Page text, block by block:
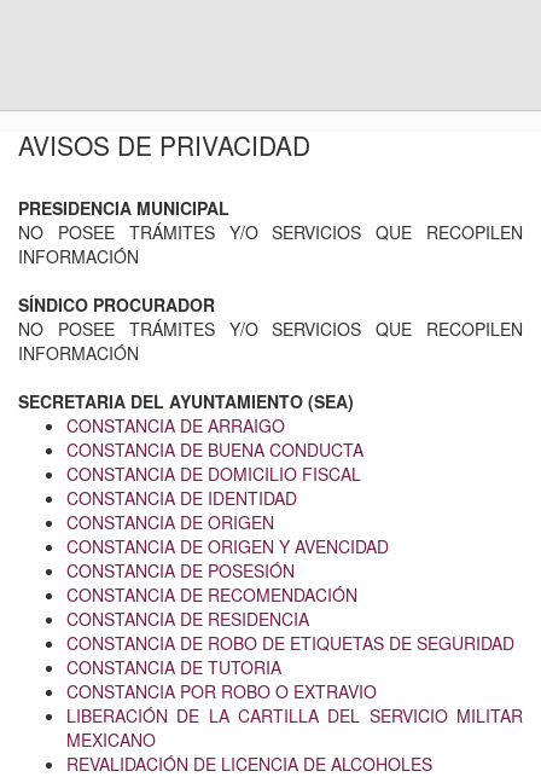
AVISOS DE PRIVACIDAD
PRESIDENCIA MUNICIPAL
NO POSEE TRÁMITES Y/O SERVICIOS QUE RECOPILEN
INFORMACIÓN
SÍNDICO PROCURADOR
NO POSEE TRÁMITES Y/O SERVICIOS QUE RECOPILEN
INFORMACIÓN
SECRETARIA DEL AYUNTAMIENTO (SEA)
CONSTANCIA DE ARRAIGO
CONSTANCIA DE BUENA CONDUCTA
CONSTANCIA DE DOMICILIO FISCAL
CONSTANCIA DE IDENTIDAD
CONSTANCIA DE ORIGEN
CONSTANCIA DE ORIGEN Y AVENCIDAD
CONSTANCIA DE POSESIÓN
CONSTANCIA DE RECOMENDACIÓN
CONSTANCIA DE RESIDENCIA
CONSTANCIA DE ROBO DE ETIQUETAS DE SEGURIDAD
CONSTANCIA DE TUTORIA
CONSTANCIA POR ROBO O EXTRAVIO
LIBERACIÓN DE LA CARTILLA DEL SERVICIO MILITAR
MEXICANO
REVALIDACIÓN DE LICENCIA DE ALCOHOLES